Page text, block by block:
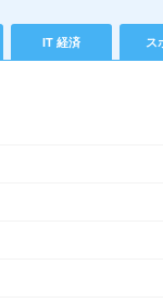
IT 経済 ス